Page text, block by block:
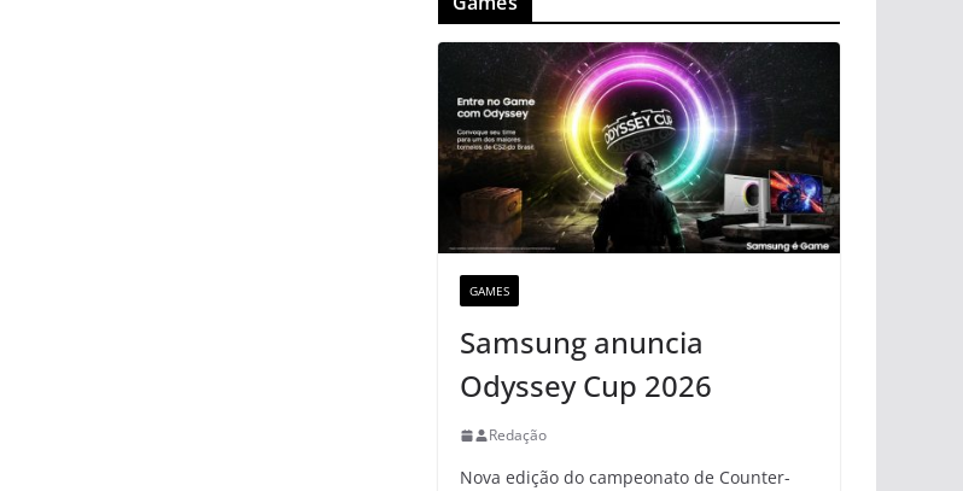
GAMES
Samsung anuncia
Odyssey Cup 2026
Redação
Nova edição do campeonato de Counter-